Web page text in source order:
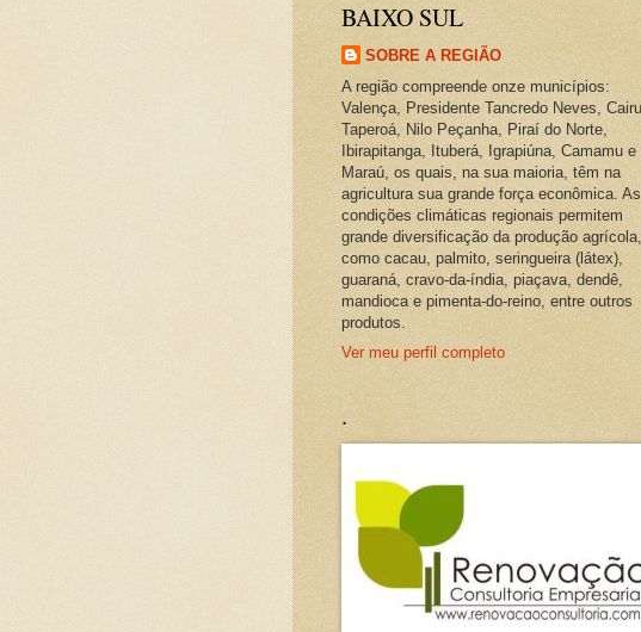
BAIXO SUL
SOBRE A REGIÃO
A região compreende onze municípios:
Valença, Presidente Tancredo Neves,
Taperoá, Nilo Peçanha, Piraí do Norte,
Ibirapitanga, Ituberá, Igrapiúna, Camamu e
Maraú, os quais, na sua maioria, têm na
agricultura sua grande força econômica. As
condições climáticas regionais permitem
grande diversificação da produção agrícola,
como cacau, palmito, seringueira (látex),
guaraná, cravo-da-índia, piaçava, dendê,
mandioca e pimenta-do-reino, entre outros
produtos.
Ver meu perfil completo
.